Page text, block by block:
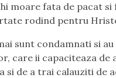
moare fata de pacat si
rodind pentru
sunt condamnati si
care ii capaciteaza de
si de a trai calauziti de